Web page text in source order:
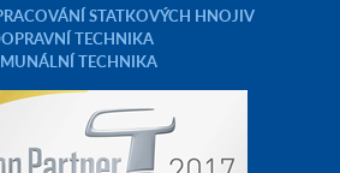
STATKOVÝCH HNOJIV
TECHNIKA
TECHNIKA